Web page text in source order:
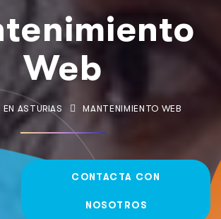
Web
ASTURIAS MANTENIMIENTO WEB
CONTACTA CON
NOSOTROS